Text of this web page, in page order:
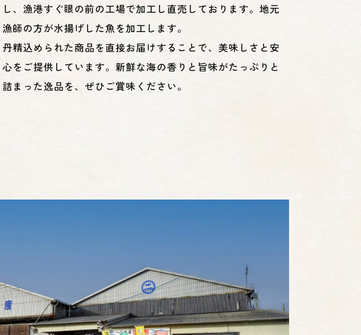
し、漁港すぐ眼の前の工場で加工し直売しております。地元
漁師の方が水揚げした魚を加工します。
丹精込められた商品を直接お届けすることで、美味しさと安
心をご提供しています。新鮮な海の香りと旨味がたっぷりと
詰まった逸品を、ぜひご賞味ください。